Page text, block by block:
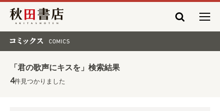
秋田書店
「君の歌声にキスを」検索結果
4件見つかりました